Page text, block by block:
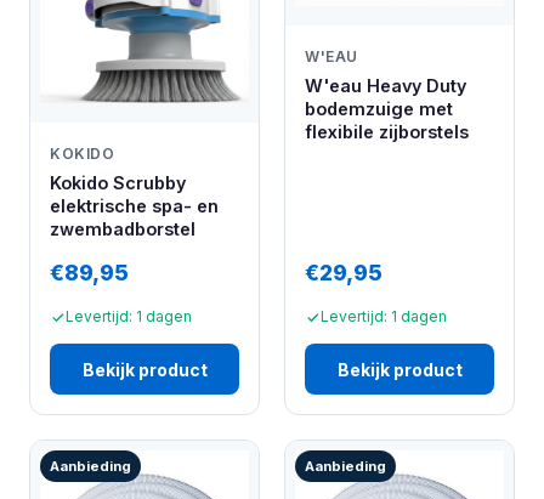
KOKIDO
Kokido Scrubby
elektrische spa- en
zwembadborstel
€89,95
Levertijd: 1 dagen
Bekijk product
W'EAU
W'eau Heavy Duty
bodemzuige met
flexibile zijborstels
€29,95
Levertijd: 1 dagen
Bekijk product
Aanbieding Aanbieding